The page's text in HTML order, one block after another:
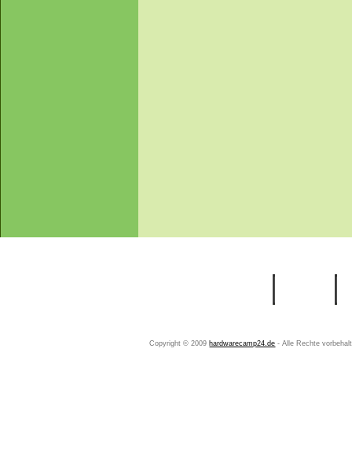
Copyright © 2009 hardwarecamp24.de - Alle Rechte